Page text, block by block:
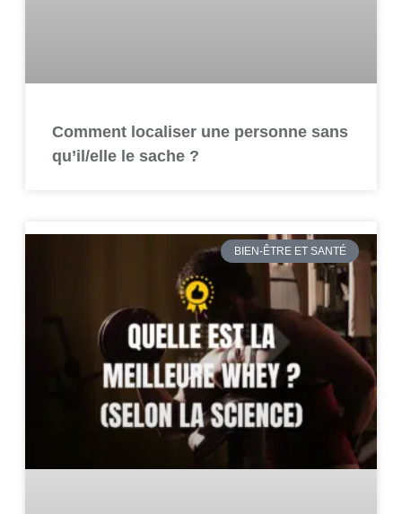
Comment localiser une personne sans
qu’il/elle le sache ?
BIEN-ÊTRE ET SANTÉ